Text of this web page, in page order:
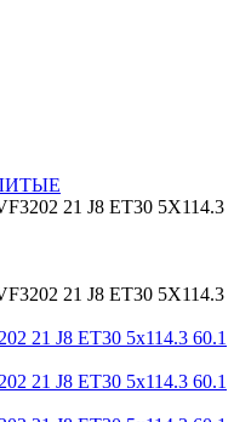
21 J8 ET30 5X114.3
21 J8 ET30 5X114.3